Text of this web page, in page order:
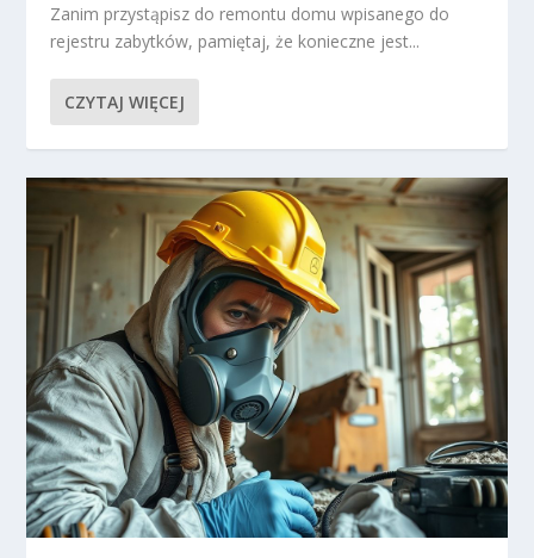
Zanim przystąpisz do remontu domu wpisanego do
rejestru zabytków, pamiętaj, że konieczne jest...
CZYTAJ WIĘCEJ